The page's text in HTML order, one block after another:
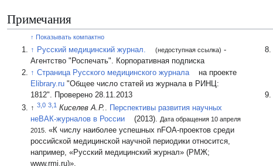
Примечания
↑ Показывать компактно
↑ Русский медицинский журнал. (недоступная ссылка) -
Агентство "Роспечать". Корпоративная подписка
↑ Страница Русского медицинского журнала
на проекте
Elibrary.ru "Общее число статей из журнала в РИНЦ:
1812". Проверено 28.11.2013
↑3,0 3,1 Киселев А.Р.
Перспективы развития научных
неВАК-журналов в России
(2013).
Дата обращения 10 апреля
2015. «К числу наиболее успешных nFOA-проектов среди
российской медицинской научной периодики относится,
например, «Русский медицинский журнал» (РМЖ;
www.rmj.ru)».